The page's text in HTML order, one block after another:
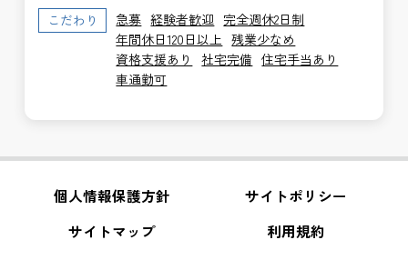
こだわり 急募 経験者歓迎 完全週休2日制
年間休日120日以上 残業少なめ
資格支援あり
社宅完備 住宅手当あり
車通勤可
個人情報保護方針
サイトポリシー
サイトマップ
利用規約